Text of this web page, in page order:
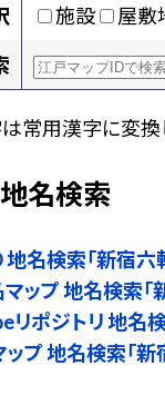
施設
屋敷
常用漢字に変
名検索
名検索「新宿六
ップ 地名検索「
リポジトリ 地名
プ 地名検索「新